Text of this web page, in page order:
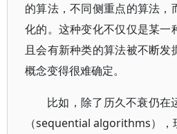
的算法，不同侧重点的算法，
化的。这种变化不仅仅是某一
且会有新种类的算法被不断发
概念变得很难确定。
比如，除了历久不衰仍在
（sequential algorithms），